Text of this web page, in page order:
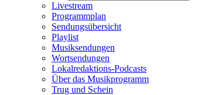
Livestream
Programmplan
Sendungsübersicht
Playlist
Musiksendungen
Wortsendungen
Lokalredaktions-Podcasts
Über das Musikprogramm
Trug und Schein